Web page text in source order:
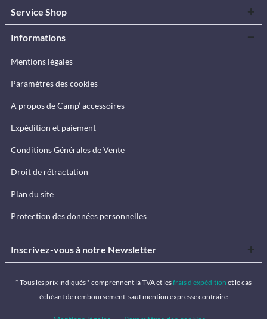
Service Shop
Informations
Mentions légales
Paramètres des cookies
A propos de Camp’ accessoires
Expédition et paiement
Conditions Générales de Vente
Droit de rétractation
Plan du site
Protection des données personnelles
Inscrivez-vous à notre Newsletter
* Tous les prix indiqués * comprennent la TVA et lesfrais d'expédition et le cas
échéant de remboursement, sauf mention expresse contraire